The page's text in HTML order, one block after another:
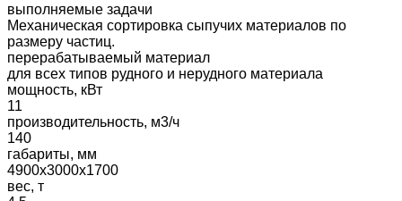
выполняемые задачи
Механическая сортировка сыпучих материалов по
размеру частиц.
перерабатываемый материал
для всех типов рудного и нерудного материала
мощность, кВт
11
производительность, м3/ч
140
габариты, мм
4900х3000х1700
вес, т